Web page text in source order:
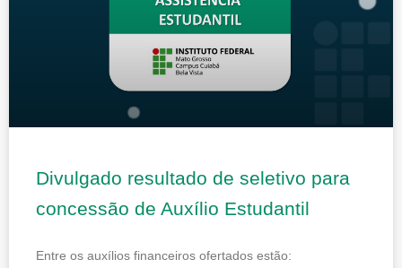
Divulgado resultado de seletivo para
concessão de Auxílio Estudantil
Entre os auxílios financeiros ofertados estão: